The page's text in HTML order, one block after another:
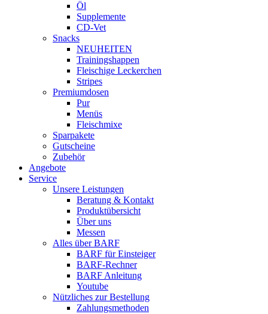
Öl
Supplemente
CD-Vet
Snacks
NEUHEITEN
Trainingshappen
Fleischige Leckerchen
Stripes
Premiumdosen
Pur
Menüs
Fleischmixe
Sparpakete
Gutscheine
Zubehör
Angebote
Service
Unsere Leistungen
Beratung & Kontakt
Produktübersicht
Über uns
Messen
Alles über BARF
BARF für Einsteiger
BARF-Rechner
BARF Anleitung
Youtube
Nützliches zur Bestellung
Zahlungsmethoden